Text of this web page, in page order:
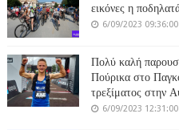
εικόνες η
6/09/2023
Πολύ καλή
Πούρικα στο
τρεξίματος στην
6/09/2023